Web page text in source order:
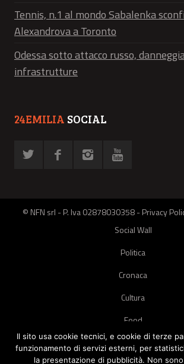
Tennis, n.1 al mondo Sabalenka
Alexandrova a Toronto
Odessa sotto attacco russo,
infrastrutture
24EMILIA SOCIAL
© NFN srl - P. Iva 02878030358 -Privacy
Social Wall
Politica
Cronaca
Cultura
Food
Green
Il sito usa cookie tecnici, e cookie di terze
funzionamento di servizi esterni, per
la presentazione di pubblicità. Non